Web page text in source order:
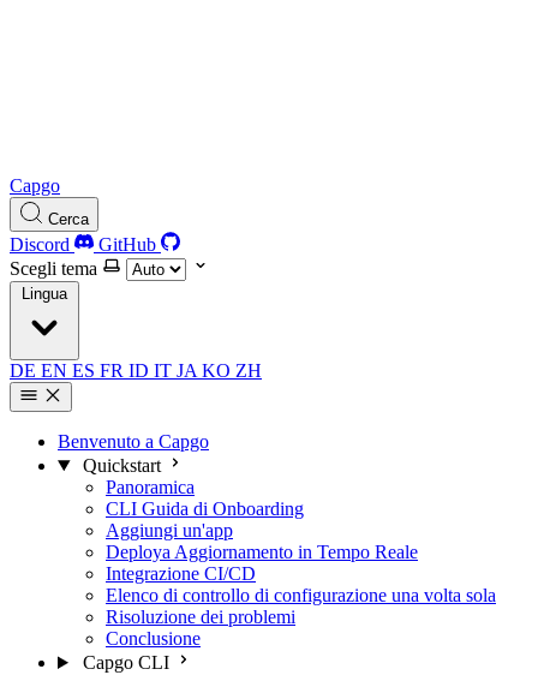
Capgo
Cerca
Discord
GitHub
Scegli tema
Lingua
DE EN ES FR ID IT JA KO ZH
Benvenuto a Capgo
Quickstart
Panoramica
CLI Guida di Onboarding
Aggiungi un'app
Deploya Aggiornamento in Tempo Reale
Integrazione CI/CD
Elenco di controllo di configurazione una volta sola
Risoluzione dei problemi
Conclusione
Capgo CLI